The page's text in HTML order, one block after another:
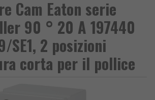
Cam Eaton serie
90 ° 20 A 197440
SE1, 2 posizioni
corta per il pollice